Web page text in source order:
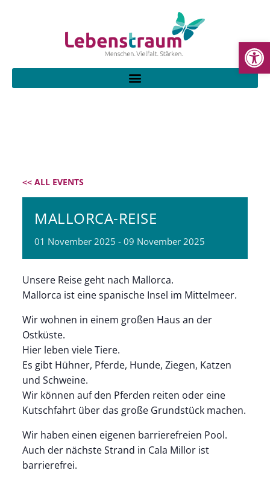
<< ALL EVENTS
MALLORCA-REISE
01 November 2025 -09 November 2025
Unsere Reise geht nach Mallorca.
Mallorca ist eine spanische Insel im Mittelmeer.
Wir wohnen in einem großen Haus an der
Ostküste.
Hier leben viele Tiere.
Es gibt Hühner, Pferde, Hunde, Ziegen, Katzen
und Schweine.
Wir können auf den Pferden reiten oder eine
Kutschfahrt über das große Grundstück machen.
Wir haben einen eigenen barrierefreien Pool.
Auch der nächste Strand in Cala Millor ist
barrierefrei.